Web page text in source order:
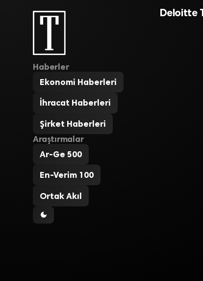
Haberler
Ekonomi Haberleri
İhracat Haberleri
Şirket Haberleri
Araştırmalar
Ar-Ge 500
En-Verim 100
Ortak Akıl
Deloitte